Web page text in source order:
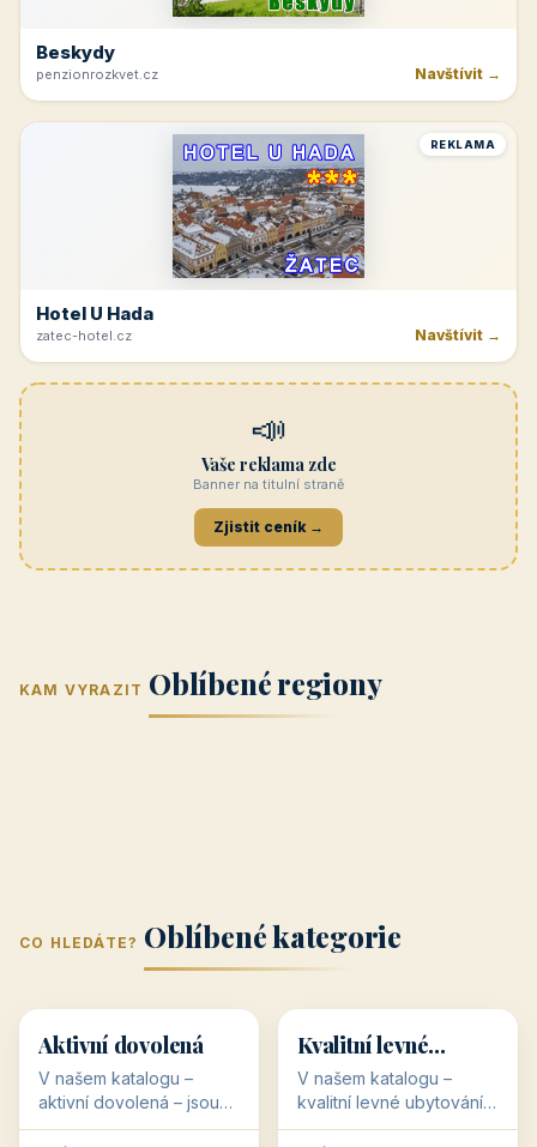
Beskydy
penzionrozkvet.cz Navštívit →
REKLAMA
Hotel U Hada
zatec-hotel.cz Navštívit →
📣
Vaše reklama zde
Banner na titulní straně
Zjistit ceník →
KAM VYRAZIT Oblíbené regiony
(Jihomoravský
kraj)
kraj)
Zlínský kraj Žilinský
Karlovarský
Střední Čechy
(Středočeský
CO HLEDÁTE? Oblíbené kategorie
🥾 36 objektů
Aktivní dovolená
V našem katalogu –
aktivní dovolená – jsou
pro Vás připraveny
💰
💰
34 objektů
Kvalitní levné
ubytování
V našem katalogu –
kvalitní levné ubytování –
jsou pro Vás připraveny